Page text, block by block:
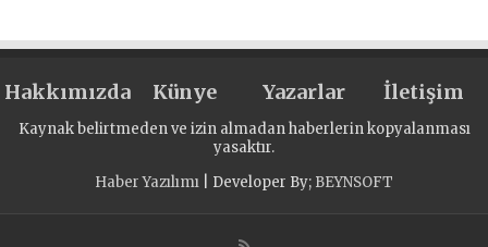
Hakkımızda Künye Yazarlar İletişim
Kaynak belirtmeden ve izin almadan haberlerin kopyalanması
yasaktır.
Haber Yazılımı | Developer By; BEYNSOFT